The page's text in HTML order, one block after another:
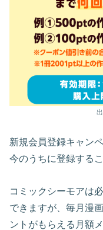
新規会員登録キャン
今のうちに登録する
コミックシーモアは
できますが、毎月漫
ントがもらえる月額